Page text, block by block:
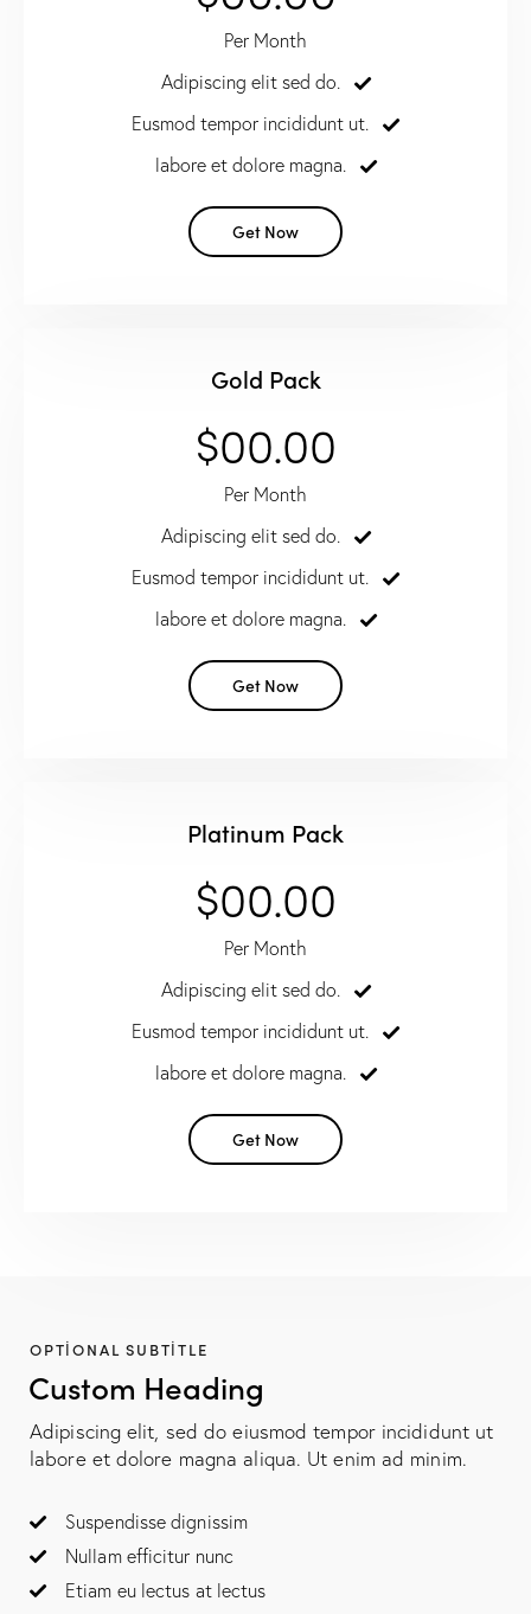
Per Month
Adipiscing elit sed do.
Eusmod tempor incididunt ut.
labore et dolore magna.
Get Now
Gold Pack
$00.00
Per Month
Adipiscing elit sed do.
Eusmod tempor incididunt ut.
labore et dolore magna.
Get Now
Platinum Pack
$00.00
Per Month
Adipiscing elit sed do.
Eusmod tempor incididunt ut.
labore et dolore magna.
Get Now
OPTIONAL SUBTITLE
Custom Heading
Adipiscing elit, sed do eiusmod tempor incididunt ut
labore et dolore magna aliqua. Ut enim ad minim.
Suspendisse dignissim
Nullam efficitur nunc
Etiam eu lectus at lectus